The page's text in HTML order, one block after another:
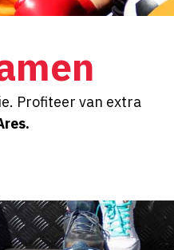
Profiteer van extra
.